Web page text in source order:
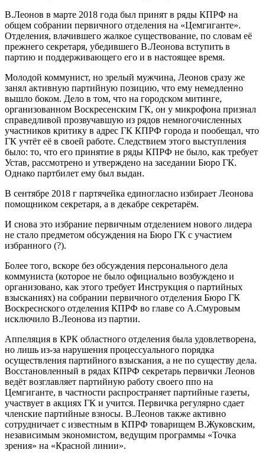
В.Леонов в марте 2018 года был принят в ряды КПРФ на
общем собрании первичного отделения на «Цемгиганте».
Отделения, влачившего жалкое существование, по словам её
прежнего секретаря, убедившего В.Леонова вступить в
партию и поддерживающего его и в настоящее время.
Молодой коммунист, но зрелый мужчина, Леонов сразу же
занял активную партийную позицию, что ему немедленно
вышло боком. Дело в том, что на городском митинге,
организованном Воскресенским ГК, он у микрофона признал
справедливой прозвучавшую из рядов немногочисленных
участников критику в адрес ГК КПРФ города и пообещал, что
ГК учтёт её в своей работе. Следствием этого выступления
было: то, что его принятие в ряды КПРФ не было, как требует
Устав, рассмотрено и утверждено на заседании Бюро ГК.
Однако партбилет ему был выдан.
В сентябре 2018 г партячейка единогласно избирает Леонова
помощником секретаря, а в декабре секретарём.
И снова это избрание первичным отделением нового лидера
не стало предметом обсуждения на Бюро ГК с участием
избранного (?).
Более того, вскоре без обсуждения персонального дела
коммуниста (которое не было официально возбуждено и
организовано, как этого требует Инструкция о партийных
взысканиях) на собрании первичного отделения Бюро ГК
Воскреснского отделения КПРФ во главе со А.Смуровым
исключило В.Леонова из партии.
Аппеляция в КРК областного отделения была удовлетворена,
но лишь из-за нарушения процессуального порядка
осуществления партийного взыскания, а не по существу дела.
Восстановленный в рядах КПРФ секретарь первички Леонов
ведёт возглавляет партийную работу своего ппо на
Цемгиганте, в частности распространяет партийные газеты,
участвует в акциях ГК и учится. Первичка регулярно сдает
членские партийные взносы. В.Леонов также активно
сотрудничает с известным в КПРФ товарищем В.Жуковским,
независимым экономистом, ведущим программы «Точка
зрения» на «Красной линии».